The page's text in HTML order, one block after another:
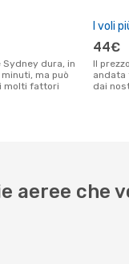
ma può
molti fattori
I voli
44€
Il prezzo più economico per un volo solo
andata
dai
aeree che